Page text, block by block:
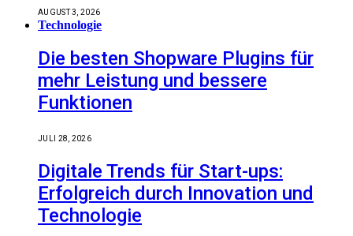
AUGUST 3, 2026
Technologie
Die besten Shopware Plugins für
mehr Leistung und bessere
Funktionen
JULI 28, 2026
Digitale Trends für Start-ups:
Erfolgreich durch Innovation und
Technologie